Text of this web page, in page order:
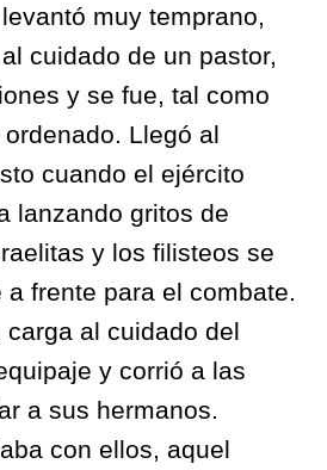
muy temprano,
cuidado de un pastor,
y se fue, tal como
Llegó al
cuando el ejército
lanzando gritos de
y los filisteos se
frente para el combate.
carga al cuidado del
y corrió a las
a sus hermanos.
con ellos, aquel